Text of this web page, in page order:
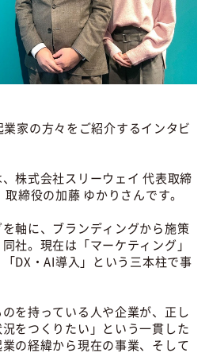
家の方々をご紹介するインタビ
株式会社スリーウェイ 代表取締
締役の加藤 ゆかりさんです。
軸に、ブランディングから施策
社。現在は「マーケティング」
「DX・AI導入」という三本柱で事
を持っている人や企業が、正し
をつくりたい」という一貫した
の経緯から現在の事業、そして